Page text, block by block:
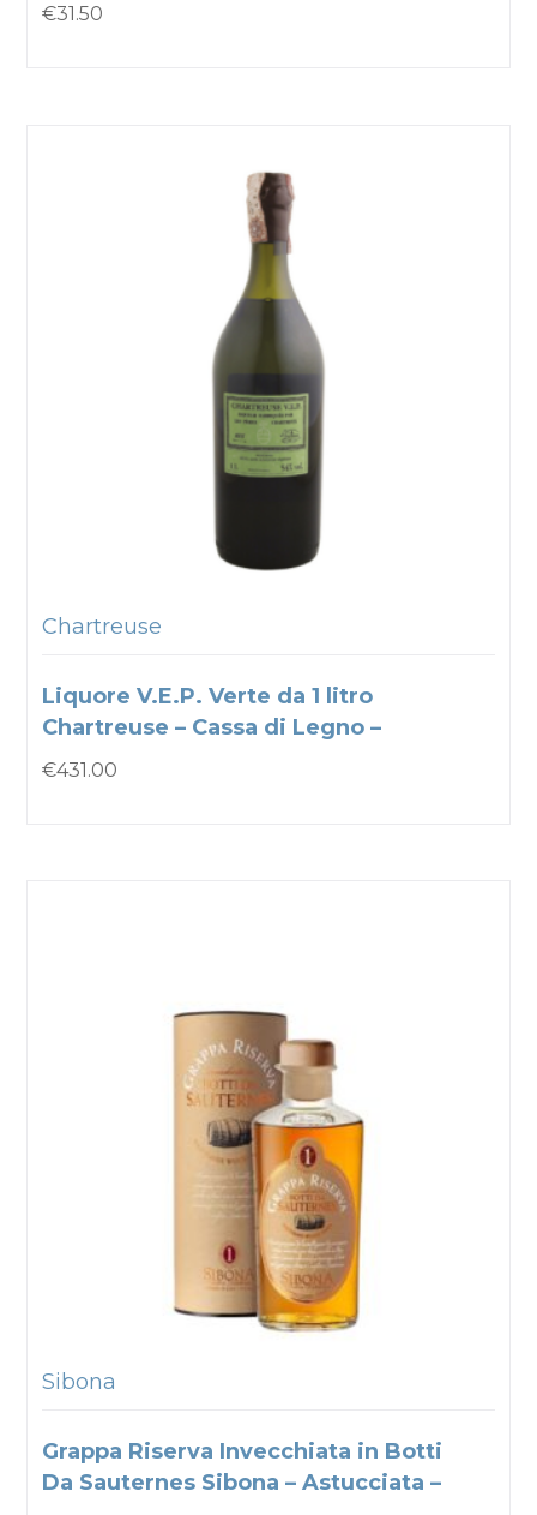
€31.50
Chartreuse
Liquore V.E.P. Verte da 1 litro
Chartreuse – Cassa di Legno –
€431.00
Sibona
Grappa Riserva Invecchiata in Botti
Da Sauternes Sibona – Astucciata –